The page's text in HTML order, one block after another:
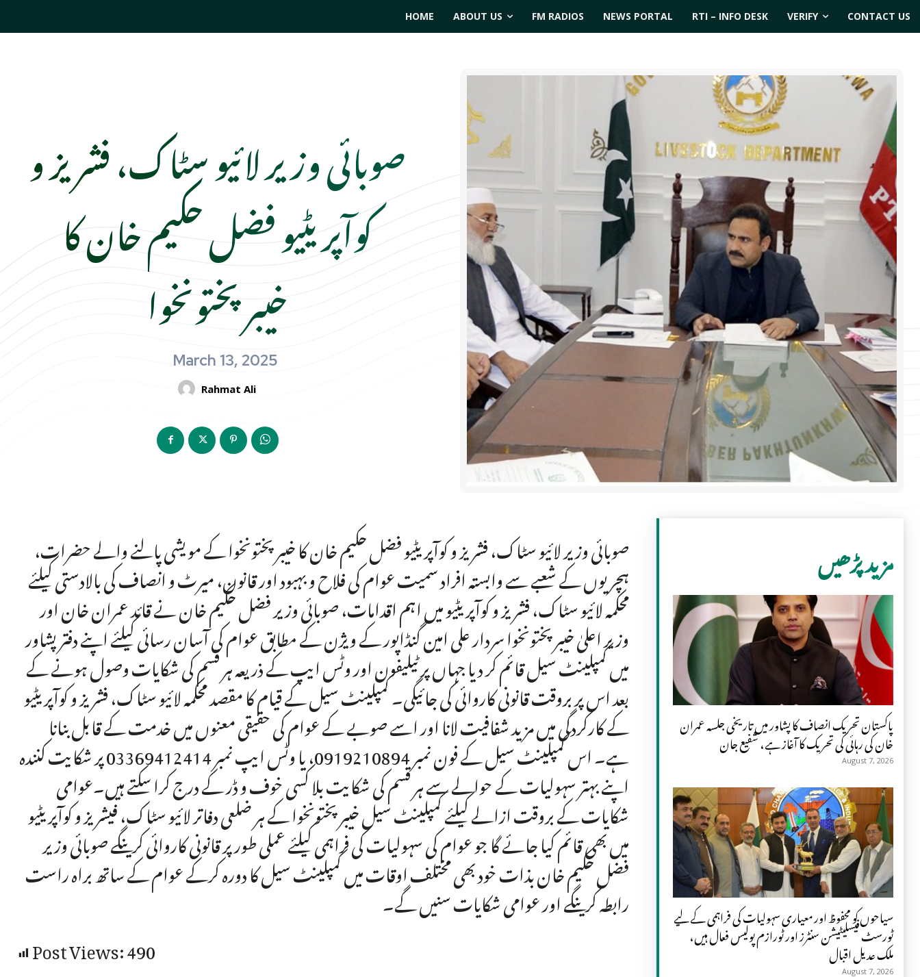
HOME ABOUT US FM RADIOS NEWS PORTAL RTI – INFO DESK VERIFY CONTACT US
صوبائی وزیر لائیو سٹاک، فشریز و
کوآپریٹیو فضل حکیم خان کا
خیبرپختونخوا
March 13, 2025
Rahmat Ali
صوبائی وزیر لائیو سٹاک، فشریز و کوآپریٹیو فضل حکیم خان کا خیبرپختونخوا کے مویشی پالنے والے حضرات،
ہچریوں کے شعبے سے وابستہ افراد سمیت عوام کی فلاح و بہبود اور قانون، میرٹ و انصاف کی بالادستی کیلئے
محکمہ لائیو سٹاک، فشریز و کوآپریٹیو میں اہم اقدامات، صوبائی وزیر فضل حکیم خان نے قائد عمران خان اور
وزیر اعلیٰ خیبرپختونخوا سردار علی امین گنڈاپور کے ویژن کے مطابق عوام کی آسان رسائی کیلئے اپنے دفتر پشاور
میں کمپلینٹ سیل قائم کر دیا جہاں پر ٹیلیفون اور وٹس ایپ کے ذریعہ ہر قسم کی شکایات وصول ہونے کے
بعد اس پر بروقت قانونی کاروائی کی جائیگی۔ کمپلینٹ سیل کے قیام کا مقصد محکمہ لائیو سٹاک، فشریز و کوآپریٹیو
کے کارکردگی میں مزید شفافیت لانا اور اسے صوبے کے عوام کی حقیقی معنوں میں خدمت کے قابل بنانا
ہے۔ اس کمپلینٹ سیل کے فون نمبر 0919210894، یا وٹس ایپ نمبر 03369412414 پر شکایت کنندہ
اپنے بہتر سہولیات کے حوالے سے ہر قسم کی شکایت بلا کسی خوف و ڈر کے درج کرا سکتے ہیں۔عوامی
شکایات کے بروقت ازالے کیلئے کمپلینٹ سیل خیبرپختونخوا کے ہر ضلعی دفاتر لائیو سٹاک، فیشریز و کوآپریٹیو
میں بھی قائم کیا جائے گا جو عوام کی سہولیات کی فراہمی کیلئے عملی طور پر قانونی کاروائی کرینگے صوبائی وزیر
فضل حکیم خان بذات خود بھی مختلف اوقات میں کمپلینٹ سیل کا دورہ کرکے عوام کے ساتھ براہ راست
رابطہ کرینگے اور عوامی شکایات سنیں گے۔
Post Views:490
مزید پڑھیں
پاکستان تحریک انصاف کا پشاور میں تاریخی جلسہ عمران
خان کی رہائی کی تحریک کا آغاز ہے، شفیع جان
August 7, 2026
سیاحوں کو محفوظ اور معیاری سہولیات کی فراہمی کے لیے
ٹورسٹ فیسلیٹیشن سنٹرز اور ٹورازم پولیس فعال ہیں،
ملک عدیل اقبال
August 7, 2026